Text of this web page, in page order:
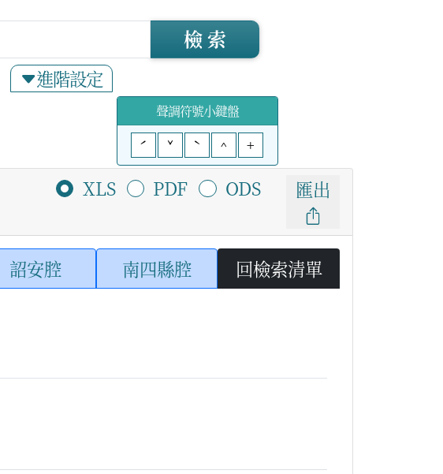
進階設定
檢 索
聲調符號小鍵盤
ˊ
ˇ ˋ ^ +
XLS PDF ODS 匯出
詔安腔 南四縣腔 回檢索清單